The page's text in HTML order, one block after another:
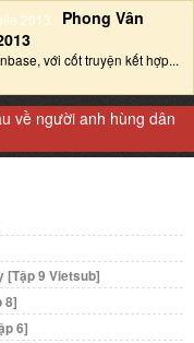
Phong Vân
với cốt truyện kết hợp...
về người anh hùng dân
[Tập 9 Vietsub]
8]
6]